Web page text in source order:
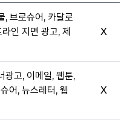
, 브로슈어, 카달로
인 지면 광고, 제
X
광고, 이메일, 웹툰,
어, 뉴스레터, 웹
X